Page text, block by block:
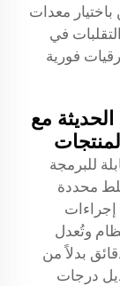
معدات
مع التقلبات في
فورية
مع
للبرمجة
محددة
إجراءات
وتُعدل
بدلاً من
درجات